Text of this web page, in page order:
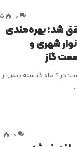
0 ۵
شد: بهره‌مندی
هزار و ۷۰۰ خانوار شهری و
گاز
سرپرست شرکت گاز استان البرز گفت: در ۹ ماه گذشته بیش از
0 ۱